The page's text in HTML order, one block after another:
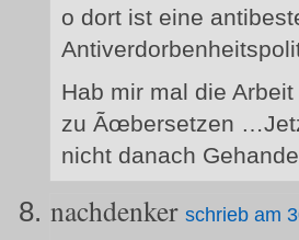
o dort ist eine
Hab mir mal die
zu Ãœbersetzen
nicht danach
nachdenker schrieb am